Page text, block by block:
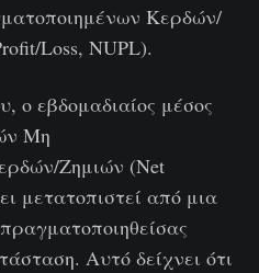
Κερδών/
Loss, NUPL).
ο εβδομαδιαίος μέσος
Μη
Ζημιών (Net
μετατοπιστεί από μια
Αυτό δείχνει ότι